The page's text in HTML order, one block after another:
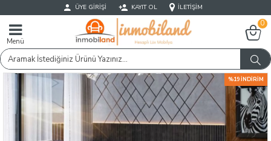
ÜYE GIRIŞI KAYIT OL İLETIŞIM
Menü
0
%19 İNDIRIM